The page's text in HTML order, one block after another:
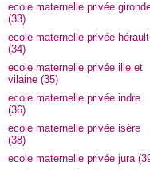
ecole maternelle privée
(33)
ecole maternelle privée hérault
(34)
ecole maternelle privée ille et
vilaine (35)
ecole maternelle privée indre
(36)
ecole maternelle privée isère
(38)
ecole maternelle privée jura